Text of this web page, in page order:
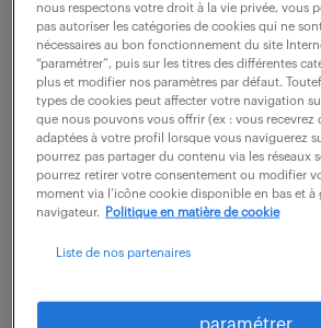
recevez chaque semaine par
correspondent à votre dernière
créer une alerte
nous respectons votre droit à la vie privée, vous
pas autoriser les catégories de cookies qui ne
nécessaires au bon fonctionnement du site
“paramétrer”, puis sur les titres des différentes
plus et modifier nos paramètres par défaut.
types de cookies peut affecter votre navigation
que nous pouvons vous offrir (ex : vous recevrez
adaptées à votre profil lorsque vous naviguerez
pourrez pas partager du contenu via les réseaux
pourrez retirer votre consentement ou modifier
moment via l’icône cookie disponible en bas et à
navigateur.
Politique en matière de cookie
Liste de nos partenaires
paramétrer